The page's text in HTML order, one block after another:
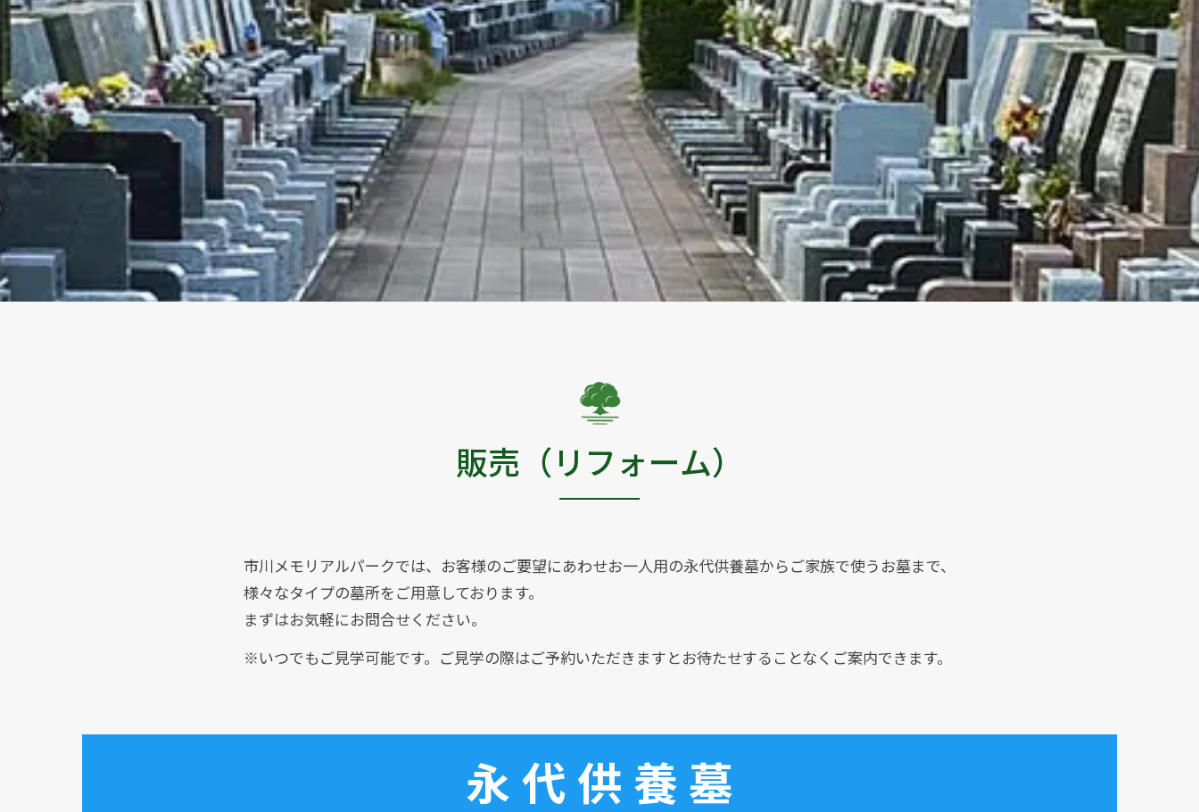
販売（リフォーム）
市川メモリアルパークでは、お客様のご要望にあわせお一人用の永代供養墓からご家族で使うお墓まで、
様々なタイプの墓所をご用意しております。
まずはお気軽にお問合せください。
※いつでもご見学可能です。ご見学の際はご予約いただきますとお待たせすることなくご案内できます。
永代供養墓